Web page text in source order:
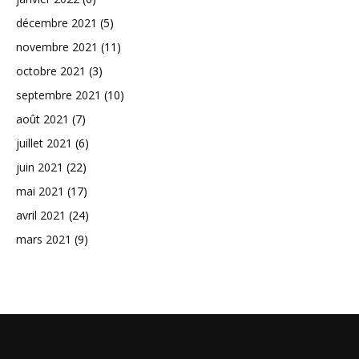
décembre 2021 (5)
novembre 2021 (11)
octobre 2021 (3)
septembre 2021 (10)
août 2021 (7)
juillet 2021 (6)
juin 2021 (22)
mai 2021 (17)
avril 2021 (24)
mars 2021 (9)